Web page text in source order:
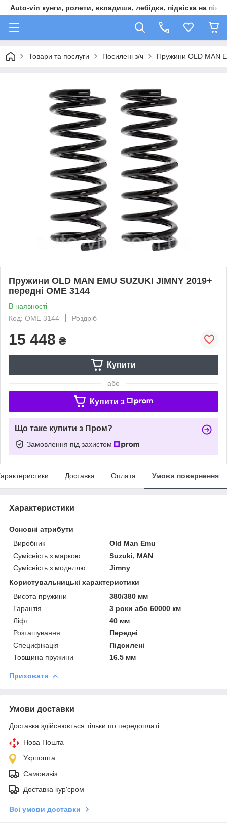
Auto-vin кунги, ролети, вкладиши, лебідки, підвіска на пікап
Товари та послуги Посилені з/ч Пружини OLD MAN
Пружини OLD MAN EMU SUZUKI JIMNY 2019+
передні OME 3144
В наявності
Код: OME 3144
Роздріб
15 448 ₴
Купити
або
Купити з
Що таке купити з Пром?
Замовлення під захистом
Доставка Оплата Умови повернення
Характеристики
Основні атрибути
Виробник
Old Man Emu
Сумісність з маркою
Suzuki, MAN
Сумісність з моделлю
Jimny
Користувальницькі характеристики
Висота пружини
380/380 мм
Гарантія
3 роки або 60000 км
Ліфт
40 мм
Розташування
Передні
Специфікація
Підсилені
Товщина пружини
16.5 мм
Приховати
Умови доставки
Доставка здійснюється тільки по передоплаті.
Нова Пошта
Укрпошта
Самовивіз
Доставка кур'єром
Всі умови доставки